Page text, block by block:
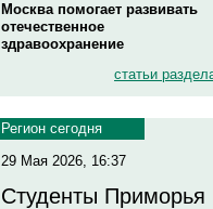
Москва помогает развивать
отечественное
здравоохранение
статьи
Регион сегодня
29 Мая 2026, 16:37
Студенты Приморья